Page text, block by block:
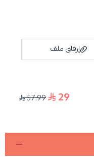
إرفاق ملف
29
57.99